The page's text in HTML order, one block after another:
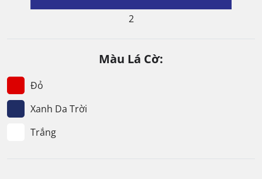
2
Màu Lá Cờ:
Đỏ
Xanh Da Trời
Trắng